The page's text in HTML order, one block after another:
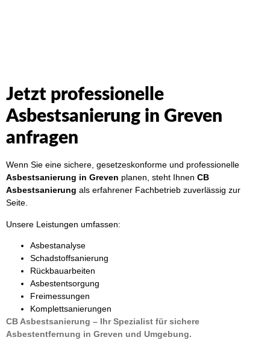
Jetzt professionelle
Asbestsanierung in Greven
anfragen
Wenn Sie eine sichere, gesetzeskonforme und professionelle
Asbestsanierung in Greven planen, steht Ihnen CB
Asbestsanierung als erfahrener Fachbetrieb zuverlässig zur
Seite.
Unsere Leistungen umfassen:
Asbestanalyse
Schadstoffsanierung
Rückbauarbeiten
Asbestentsorgung
Freimessungen
Komplettsanierungen
CB Asbestsanierung – Ihr Spezialist für sichere
Asbestentfernung in Greven und Umgebung.